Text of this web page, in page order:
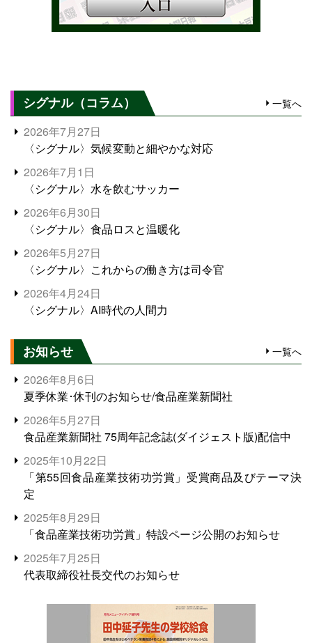
シグナル（コラム） 一覧へ
2026年7月27日
〈シグナル〉気候変動と細やかな対応
2026年7月1日
〈シグナル〉水を飲むサッカー
2026年6月30日
〈シグナル〉食品ロスと温暖化
2026年5月27日
〈シグナル〉これからの働き方は司令官
2026年4月24日
〈シグナル〉AI時代の人間力
お知らせ 一覧へ
2026年8月6日
夏季休業･休刊のお知らせ/食品産業新聞社
2026年5月27日
食品産業新聞社 75周年記念誌(ダイジェスト版)配信中
2025年10月22日
「第55回食品産業技術功労賞」受賞商品及びテーマ決
定
2025年8月29日
「食品産業技術功労賞」特設ページ公開のお知らせ
2025年7月25日
代表取締役社長交代のお知らせ